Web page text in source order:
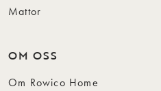
Mattor
OM OSS
Om Rowico Home